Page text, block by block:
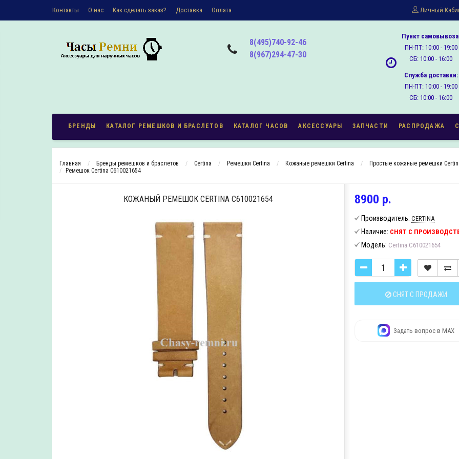
Контакты О наc Как сделать заказ? Доставка Оплата Личный
8(495)740-92-46
8(967)294-47-30
Пункт
ПН-ПТ: 10:00 - 19:00
СБ: 10:00 - 16:00
Служба доставки:
ПН-ПТ: 10:00 - 19:00
СБ: 10:00 - 16:00
БРЕНДЫ КАТАЛОГ РЕМЕШКОВ И БРАСЛЕТОВ КАТАЛОГ ЧАСОВ АКСЕССУАРЫ ЗАПЧАСТИ РАСПРОДАЖА
Главная Бренды ремешков и браслетов Certina Ремешки Certina Кожаные ремешки Certina
Простые кожаные ремешки
Ремешок Certina C610021654
КОЖАНЫЙ РЕМЕШОК CERTINA C610021654 8900 р.
Производитель: CERTINA
Наличие: СНЯТ С
Модель: Certina C610021654
СНЯТ С ПРОДАЖИ
Задать вопрос в MAX